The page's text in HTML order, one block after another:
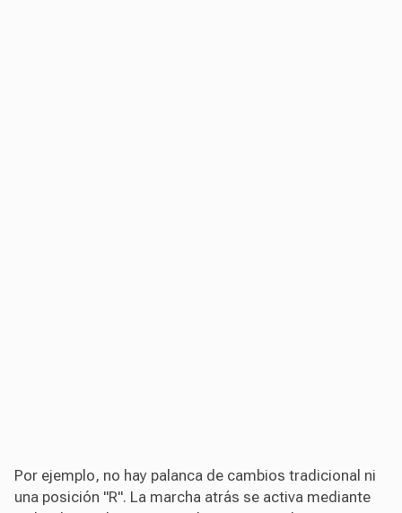
Por ejemplo, no hay palanca de cambios tradicional ni
una posición "R". La marcha atrás se activa mediante